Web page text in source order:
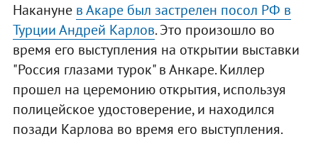
Накануне в Акаре был застрелен посол РФ в
Турции Андрей Карлов. Это произошло во
время его выступления на открытии выставки
"Россия глазами турок" в Анкаре. Киллер
прошел на церемонию открытия, используя
полицейское удостоверение, и находился
позади Карлова во время его выступления.